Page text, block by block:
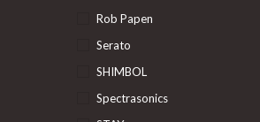
Rob Papen
Serato
SHIMBOL
Spectrasonics